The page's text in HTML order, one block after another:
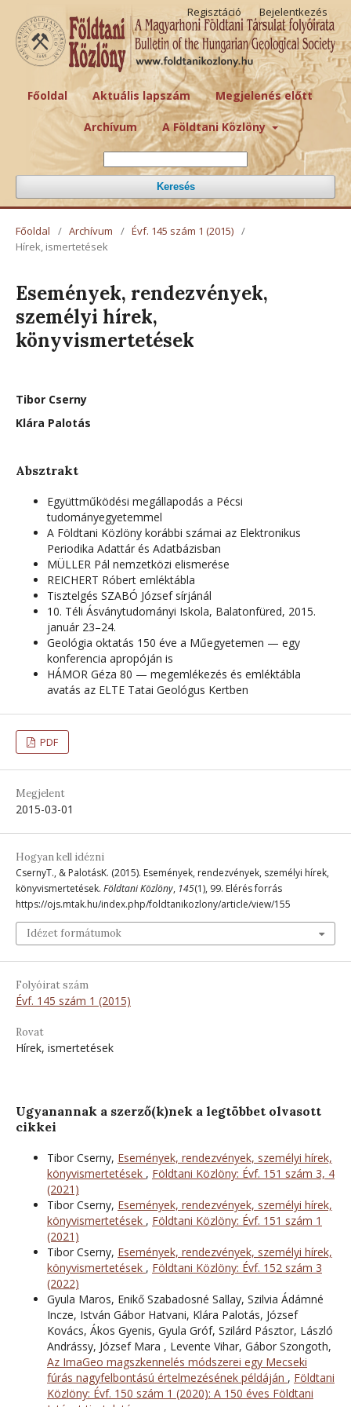
Főoldal Aktuális lapszám Megjelenés előtt
Archívum A Földtani Közlöny
Keresés
Regisztáció Bejelentkezés
Főoldal / Archívum / Évf. 145 szám 1 (2015) /
Hírek, ismertetések
Események, rendezvények,
személyi hírek,
könyvismertetések
Tibor Cserny
Klára Palotás
Absztrakt
Együttműködési megállapodás a Pécsi
tudományegyetemmel
A Földtani Közlöny korábbi számai az Elektronikus
Periodika Adattár és Adatbázisban
MÜLLER Pál nemzetközi elismerése
REICHERT Róbert emléktábla
Tisztelgés SZABÓ József sírjánál
10. Téli Ásványtudományi Iskola, Balatonfüred, 2015.
január 23–24.
Geológia oktatás 150 éve a Műegyetemen — egy
konferencia apropóján is
HÁMOR Géza 80 — megemlékezés és emléktábla
avatás az ELTE Tatai Geológus Kertben
PDF
Megjelent
2015-03-01
Hogyan kell idézni
CsernyT., & PalotásK. (2015). Események, rendezvények, személyi hírek,
könyvismertetések. Földtani Közlöny, 145(1), 99. Elérés forrás
https://ojs.mtak.hu/index.php/foldtanikozlony/article/view/155
Idézet formátumok
Folyóirat szám
Évf. 145 szám 1 (2015)
Rovat
Hírek, ismertetések
Ugyanannak a szerző(k)nek a legtöbbet olvasott
cikkei
Tibor Cserny, Események, rendezvények, személyi hírek,
könyvismertetések , Földtani Közlöny: Évf. 151 szám 3, 4
(2021)
Tibor Cserny, Események, rendezvények, személyi hírek,
könyvismertetések , Földtani Közlöny: Évf. 151 szám 1
(2021)
Tibor Cserny, Események, rendezvények, személyi hírek,
könyvismertetések , Földtani Közlöny: Évf. 152 szám 3
(2022)
Gyula Maros, Enikő Szabadosné Sallay, Szilvia Ádámné
Incze, István Gábor Hatvani, Klára Palotás, József
Kovács, Ákos Gyenis, Gyula Gróf, Szilárd Pásztor, László
Andrássy, József Mara , Levente Vihar, Gábor Szongoth,
Az ImaGeo magszkennelés módszerei egy Mecseki
fúrás nagyfelbontású értelmezésének példáján , Földtani
Közlöny: Évf. 150 szám 1 (2020): A 150 éves Földtani